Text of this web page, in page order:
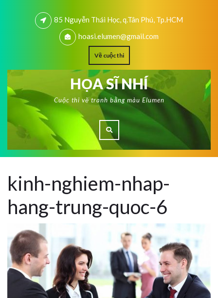
85 Nguyễn Thái Học, q.Tân Phú, Tp.HCM
hoasi.elumen@gmail.com
Về cuộc thi
HỌA SĨ NHÍ
Cuộc thi vẽ tranh bằng màu Elumen
kinh-nghiem-nhap-
hang-trung-quoc-6